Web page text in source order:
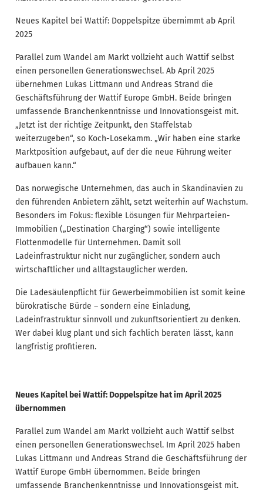
Neues Kapitel bei Wattif: Doppelspitze übernimmt ab April
2025
Parallel zum Wandel am Markt vollzieht auch Wattif selbst
einen personellen Generationswechsel. Ab April 2025
übernehmen Lukas Littmann und Andreas Strand die
Geschäftsführung der Wattif Europe GmbH. Beide bringen
umfassende Branchenkenntnisse und Innovationsgeist mit.
„Jetzt ist der richtige Zeitpunkt, den Staffelstab
weiterzugeben“, so Koch-Losekamm. „Wir haben eine starke
Marktposition aufgebaut, auf der die neue Führung weiter
aufbauen kann.“
Das norwegische Unternehmen, das auch in Skandinavien zu
den führenden Anbietern zählt, setzt weiterhin auf Wachstum.
Besonders im Fokus: flexible Lösungen für Mehrparteien-
Immobilien („Destination Charging“) sowie intelligente
Flottenmodelle für Unternehmen. Damit soll
Ladeinfrastruktur nicht nur zugänglicher, sondern auch
wirtschaftlicher und alltagstauglicher werden.
Die Ladesäulenpflicht für Gewerbeimmobilien ist somit keine
bürokratische Bürde – sondern eine Einladung,
Ladeinfrastruktur sinnvoll und zukunftsorientiert zu denken.
Wer dabei klug plant und sich fachlich beraten lässt, kann
langfristig profitieren.
Neues Kapitel bei Wattif: Doppelspitze hat im April 2025
übernommen
Parallel zum Wandel am Markt vollzieht auch Wattif selbst
einen personellen Generationswechsel. Im April 2025 haben
Lukas Littmann und Andreas Strand die Geschäftsführung der
Wattif Europe GmbH übernommen. Beide bringen
umfassende Branchenkenntnisse und Innovationsgeist mit.